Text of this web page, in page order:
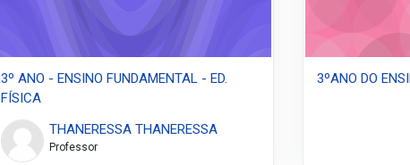
3º ANO - ENSINO FUNDAMENTAL - ED.
FÍSICA
THANERESSA THANERESSA
Professor
3ºANO DO